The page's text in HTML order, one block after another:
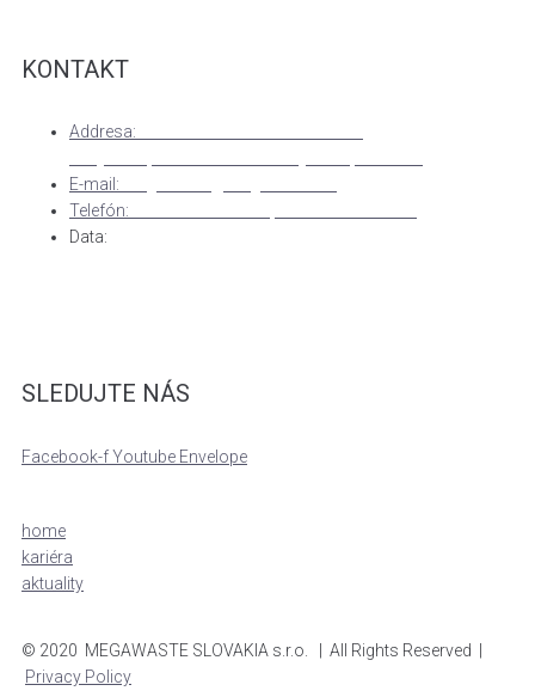
KONTAKT
Addresa:
E-mail:
Telefón:
Data:
SLEDUJTE NÁS
Facebook-fYoutube Envelope
home
kariéra
aktuality
© 2020 MEGAWASTE SLOVAKIA s.r.o. | All Rights Reserved |
Privacy Policy